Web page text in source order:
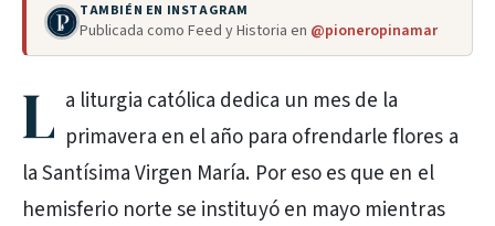
TAMBIÉN EN INSTAGRAM
Publicada como Feed y Historia en @pioneropinamar
L a liturgia católica dedica un mes de la
primavera en el año para ofrendarle flores a
la Santísima Virgen María. Por eso es que en el
hemisferio norte se instituyó en mayo mientras